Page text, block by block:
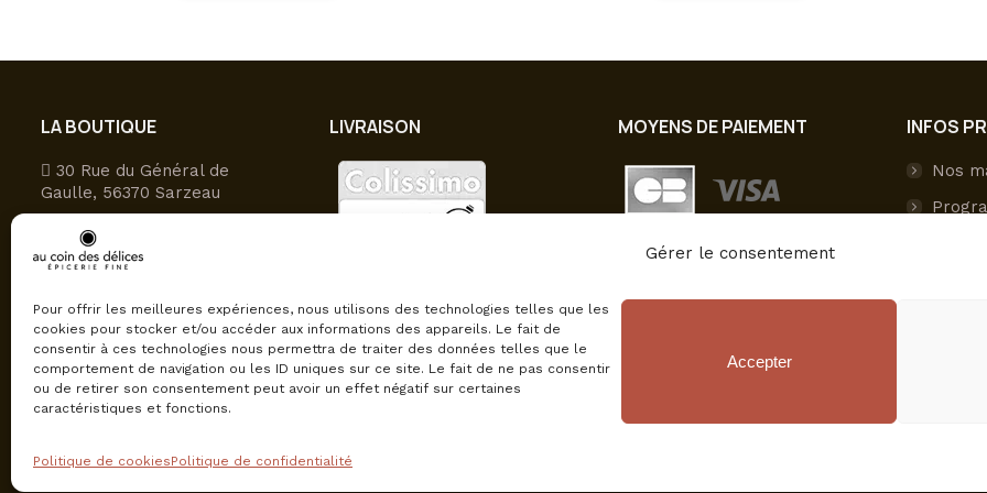
Gérer le consentement
Pour offrir les meilleures expériences, nous utilisons des technologies telles que les
cookies pour stocker et/ou accéder aux informations des appareils. Le fait de
consentir à ces technologies nous permettra de traiter des données telles que le
comportement de navigation ou les ID uniques sur ce site. Le fait de ne pas consentir
ou de retirer son consentement peut avoir un effet négatif sur certaines
caractéristiques et fonctions.
Accepter
Politique de cookiesPolitique de confidentialité
options
peuvent
être
choisies
du
produit
LA BOUTIQUE
30 Rue du Général de
Gaulle, 56370 Sarzeau
09 81 27 49 16
Ouvert du lundi au samedi
LIVRAISON MOYENS DE PAIEMENT INFOS
Nos
© Au Coin Des Délices, tous droits réservés.